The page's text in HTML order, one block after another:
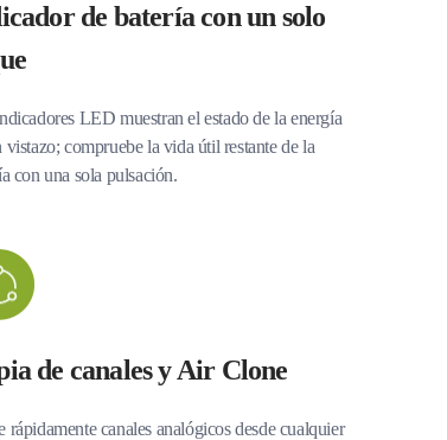
de batería con un solo
LED muestran el estado de la energía
vistazo; compruebe la vida útil restante de la
con una sola pulsación.
de canales y Air Clone
rápidamente canales analógicos desde cualquier